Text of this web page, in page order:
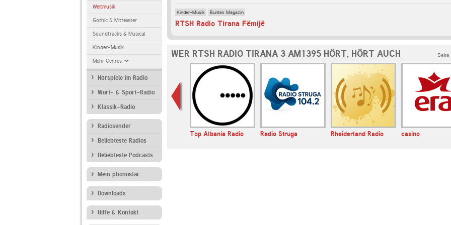
Weltmusik
Gothic & Mittelalter
Soundtracks & Musical
Kinder-Musik
Mehr Genres
Hörspiele im Radio
Wort- & Sport-Radio
Klassik-Radio
Radiosender
Beliebteste Radios
Beliebteste Podcasts
Mein phonostar
Downloads
Hilfe & Kontakt
Kinder-Musik Buntes Magazin
RTSH Radio Tirana Fëmijë
WER RTSH RADIO TIRANA 3 AM1395 HÖRT, HÖRT AUCH Seite
Top Albania Radio Radio Struga Rheiderland Radio casino